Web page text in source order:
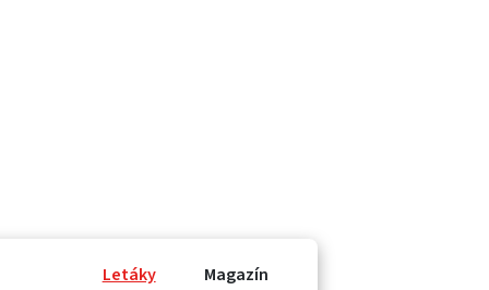
Letáky Magazín